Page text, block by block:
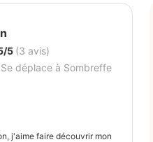
5 (3 avis)
Se déplace à Sombreffe
j'aime faire découvrir mon